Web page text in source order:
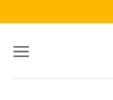
al
contenido